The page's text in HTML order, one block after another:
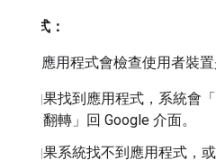
運作方式：
Google 應用程式會檢查使用者裝
如果找到應用程式，系統會
「翻轉」回 Google 介面。
如果系統找不到應用程式，